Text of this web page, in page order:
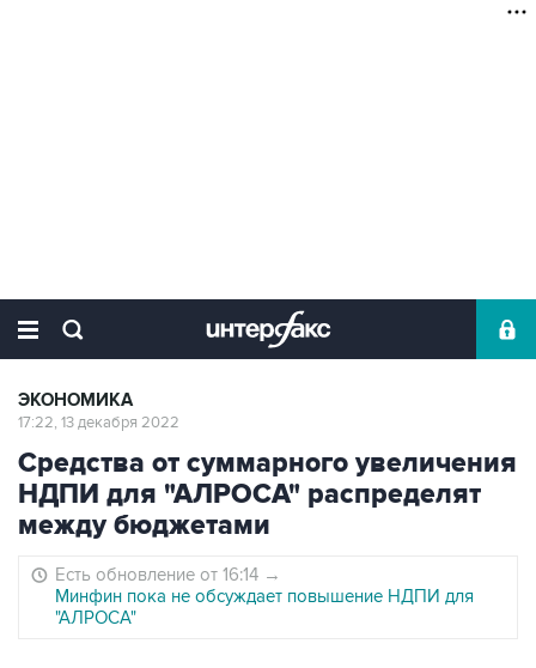
ЭКОНОМИКА
17:22, 13 декабря 2022
Средства от суммарного увеличения
НДПИ для "АЛРОСА" распределят
между бюджетами
Есть обновление от 16:14 →
Минфин пока не обсуждает повышение НДПИ для
"АЛРОСА"